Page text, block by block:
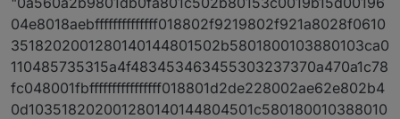
04e8018aebffffffffffffff018802f9219802f921a8028f0610
3518202001280140144801502b5801800103880103ca0
110485735315a4f483453463455303237370a470a1c78
fc048001fbffffffffffffffff018801d2de228002ae62e802b4
0d103518202001280140144804501c580180010388010